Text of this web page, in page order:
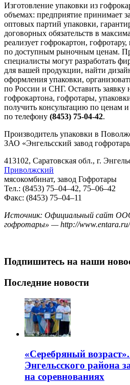
Изготовление упаковки из
объемах: предприятие принимает
оптовых партий упаковки,
договорных обязательств в
реализует гофрокартон,
по доступным рыночным ценам.
специалисты могут разработать
для вашей продукции, найти
оформления упаковки,
по России и СНГ. Оставить заявку
гофрокартона, гофротары,
получить консультацию по ценам
по телефону (8453) 75-04-42.
Производитель упаковки в
ЗАО «Энгельсский завод
413102, Саратовская обл., г.
Приволжский
мясокомбинат, завод Гофротары
Тел.: (8453) 75–04–42, 75–06–42
Факс: (8453) 75–04–11
Источник: Официальный сайт ООО
гофротары» — http://www.entara.ru/
Подпишитесь на наши
Последние новости
«Серебряный
Энгельсского района
на соревнованиях